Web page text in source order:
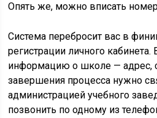
Опять же, можно вписать
Система перебросит вас в
регистрации личного
информацию о школе — адрес,
завершения процесса нужно
администрацией учебного
позвонить по одному из